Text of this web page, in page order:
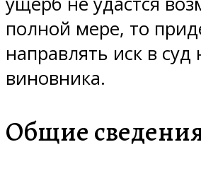
полной мере, то
направлять иск в суд
виновника.
Общие